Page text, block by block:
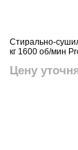
Стирально-
кг 1600 об/мин
Цену